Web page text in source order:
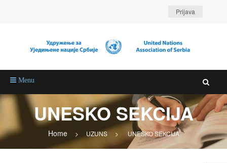
Prijava
Menu
UNESKO SEKCIJA
Home > UZUNS > UNESKO SEKCIJA